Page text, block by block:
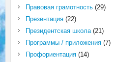
Правовая грамотность(29)
Презентация(22)
Президентская школа(21)
Программы / приложения(7)
Профориентация(14)